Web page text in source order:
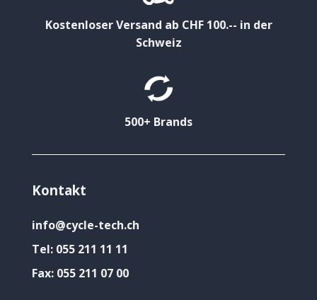
Kostenloser Versand ab CHF 100.-- in der
Schweiz
500+ Brands
Kontakt
info@cycle-tech.ch
Tel: 055 211 11 11
Fax: 055 211 07 00